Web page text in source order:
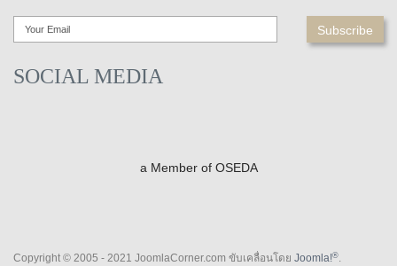
SOCIAL MEDIA
a Member of OSEDA
Copyright © 2005 - 2021 JoomlaCorner.com ขับเคลื่อนโดย Joomla!®.